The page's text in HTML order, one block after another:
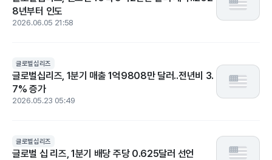
8년부터 인도
2026.06.05 21:58
글로벌십리즈
글로벌십리즈, 1분기 매출 1억9808만 달러..전년비 3.
7% 증가
2026.05.23 05:49
글로벌십리즈
글로벌 십 리즈, 1분기 배당 주당 0.625달러 선언